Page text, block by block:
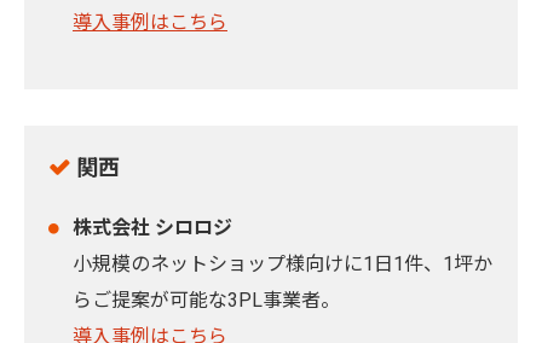
導入事例はこちら
関西
株式会社 シロロジ
小規模のネットショップ様向けに1日1件、1坪か
らご提案が可能な3PL事業者。
導入事例はこちら